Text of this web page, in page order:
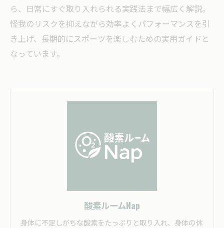
ら、日常にすぐ取り入れられる実践法まで幅広く解説。
怪我のリスクを抑えながら効率よくパフォーマンスを引
き上げ、長期的にスポーツを楽しむための実用ガイドと
なっています。
酸素ルームNap
身体に不足しがちな酸素をたっぷりと取り入れ、身体の休